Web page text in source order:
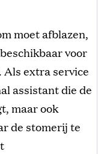
moet afblazen,
voor
Als extra service
assistant die de
maar ook
de stomerij te